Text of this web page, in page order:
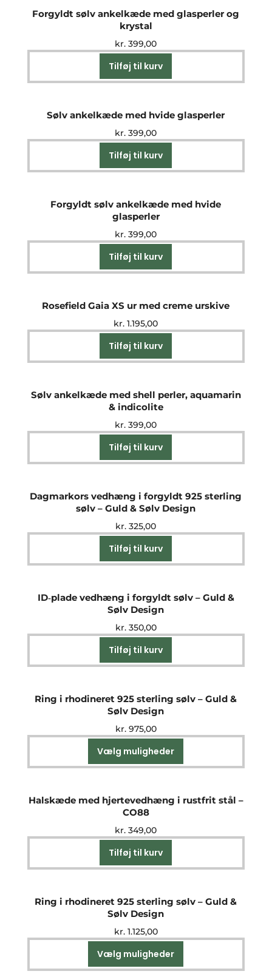
Forgyldt sølv ankelkæde med glasperler og
krystal
kr. 399,00
Tilføj til kurv
Sølv ankelkæde med hvide glasperler
kr. 399,00
Tilføj til kurv
Forgyldt sølv ankelkæde med hvide
glasperler
kr. 399,00
Tilføj til kurv
Rosefield Gaia XS ur med creme urskive
kr. 1.195,00
Tilføj til kurv
Sølv ankelkæde med shell perler, aquamarin
& indicolite
kr. 399,00
Tilføj til kurv
Dagmarkors vedhæng i forgyldt 925 sterling
sølv – Guld & Sølv Design
kr. 325,00
Tilføj til kurv
ID‑plade vedhæng i forgyldt sølv – Guld &
Sølv Design
kr.350,00
Tilføj til kurv
Ring i rhodineret 925 sterling sølv – Guld &
Sølv Design
kr.975,00
Vælg muligheder
vare
varianter.
kan
Halskæde med hjertevedhæng i rustfrit stål –
CO88
kr. 349,00
Tilføj til kurv
Ring i rhodineret 925 sterling sølv – Guld &
Sølv Design
kr.1.125,00
Vælg muligheder
vare